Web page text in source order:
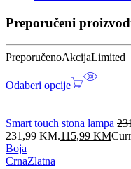
Preporučeni
PreporučenoAkcijaLimited
Odaberi opcije
Smart touch stona lampa
231,99 KM.115,99 KM
Boja
CrnaZlatna